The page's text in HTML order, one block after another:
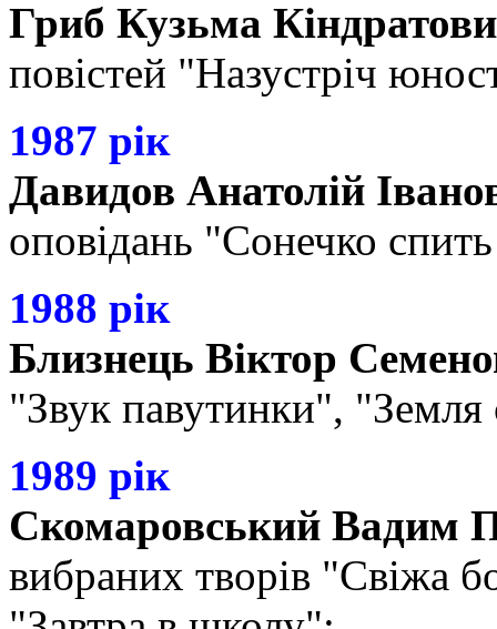
Гриб Кузьма
повістей "Назустріч
1987 рік
Давидов Анатолій
оповідань "Сонечко
1988 рік
Близнець Віктор
"Звук павутинки", "Земля
1989 рік
Скомаровський Вадим
вибраних творів "Свіжа